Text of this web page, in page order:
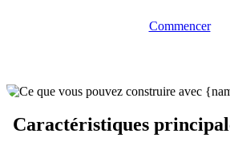
Commencer
Caractéristiques